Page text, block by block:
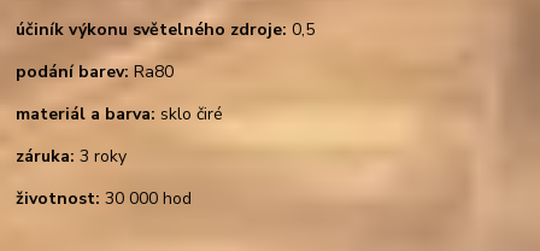
účiník výkonu světelného zdroje: 0,5
podání barev:Ra80
materiál a barva: sklo čiré
záruka: 3 roky
životnost: 30 000 hod